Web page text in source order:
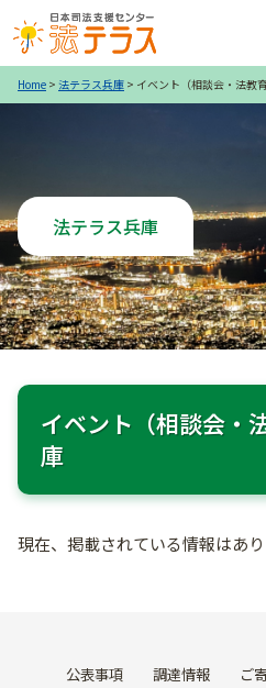
Home > 法テラス兵庫 > イベント（相談会・法
法テラス兵庫
イベント（相談会
庫
現在、掲載されている情報はあり
公表事項 調達情報 ご